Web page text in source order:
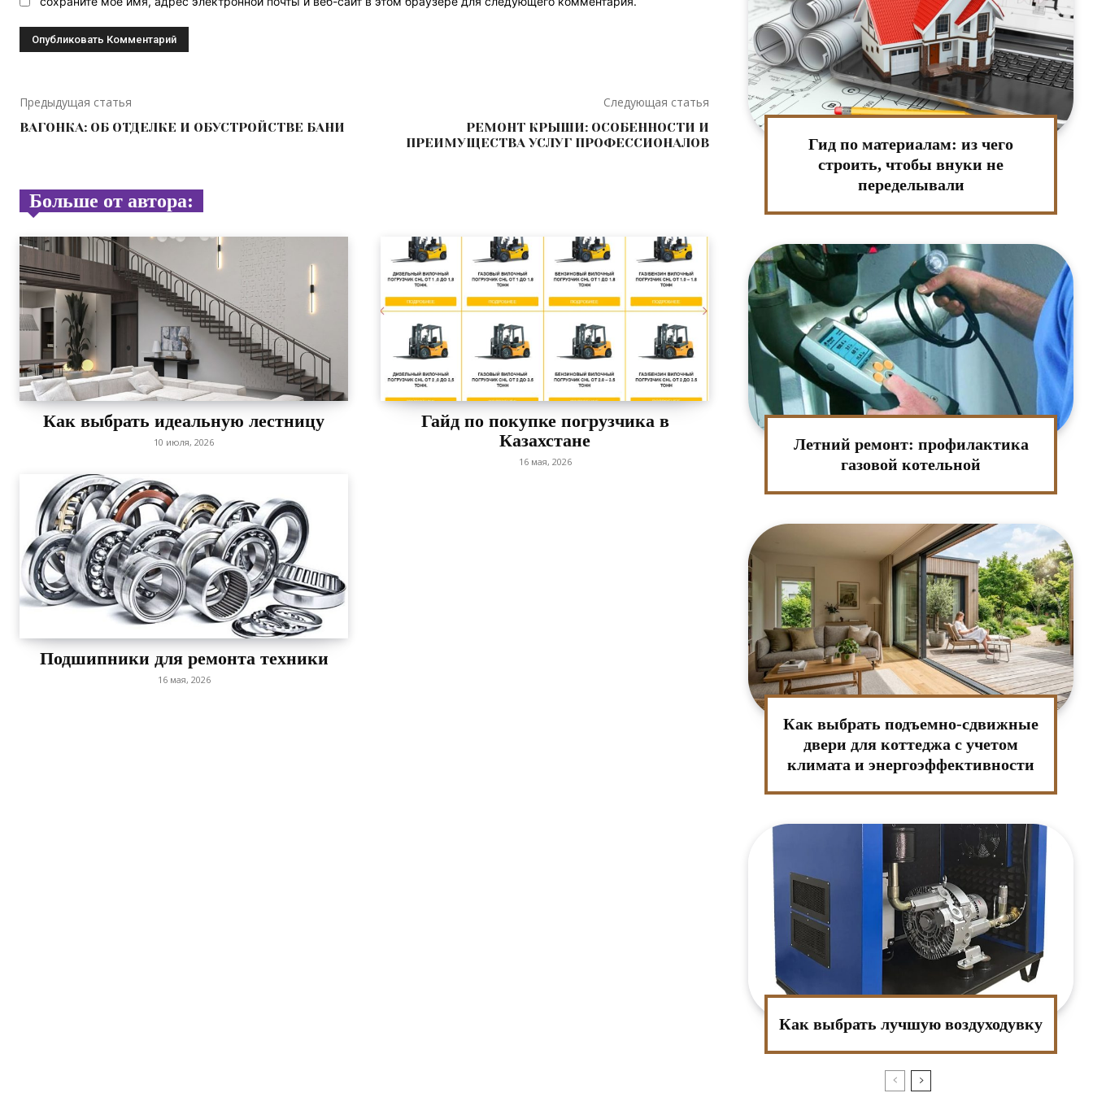
Предыдущая статья
ВАГОНКА: ОБ ОТДЕЛКЕ И ОБУСТРОЙСТВЕ БАНИ
Следующая статья
РЕМОНТ КРЫШИ: ОСОБЕННОСТИ И
ПРЕИМУЩЕСТВА УСЛУГ ПРОФЕССИОНАЛОВ
Больше от автора:
Как выбрать идеальную лестницу
10 июля, 2026
Гайд по покупке погрузчика в
Казахстане
16 мая, 2026
Подшипники для ремонта техники
16 мая, 2026
Гид по материалам: из чего
строить, чтобы внуки не
переделывали
Летний ремонт: профилактика
газовой котельной
Как выбрать подъемно-сдвижные
двери для коттеджа с учетом
климата и энергоэффективности
Как выбрать лучшую воздуходувку